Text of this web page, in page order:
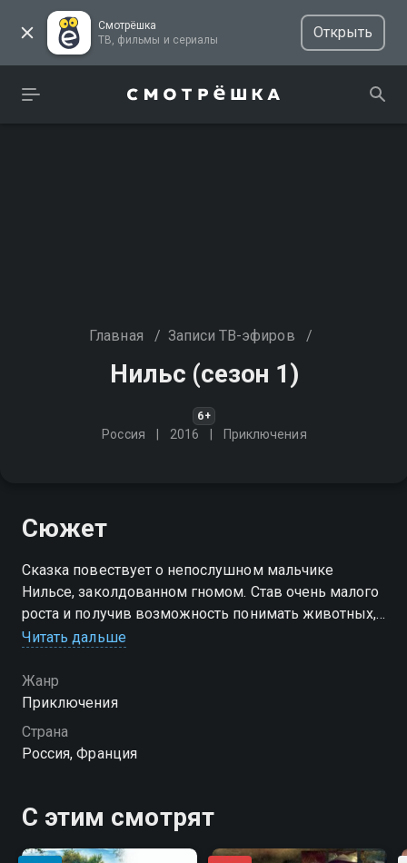
Смотрёшка
ТВ, фильмы и сериалы
Открыть
Главная / Записи ТВ-эфиров /
Нильс (сезон 1)
6+
Россия 2016 Приключения
Сюжет
Сказка повествует о непослушном мальчике
Нильсе, заколдованном гномом. Став очень малого
роста и получив возможность понимать животных,
мальчик отправляется в опасное путешествие
гнома, чтобы развеять чары
Посмотреть онлайн 1 сезон сериала Нильс вы
можете совершенно бесплатно в хорошем HD
качестве на Смотрёшке
Читать дальше
Жанр
Приключения
Страна
Россия, Франция
С этим смотрят